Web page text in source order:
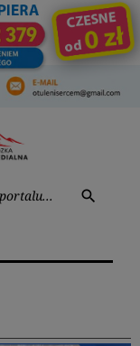
search